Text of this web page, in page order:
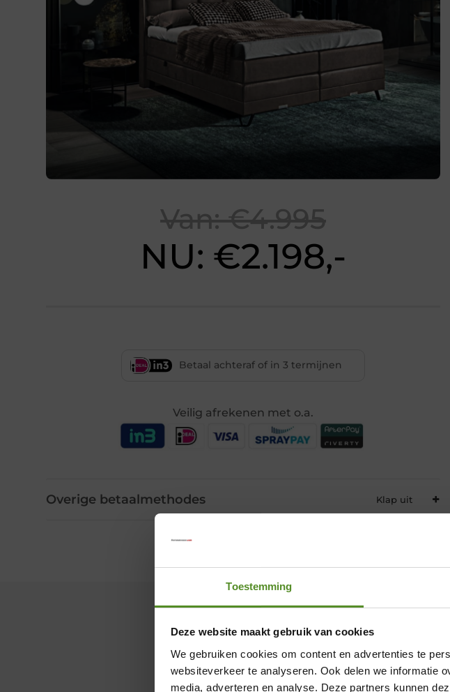
Toestemming
Deze website maakt gebruik van cookies
We gebruiken cookies om content en advertenties te
websiteverkeer te analyseren. Ook delen we informatie
media, adverteren en analyse. Deze partners kunnen
Van: €4.995
NU: €2.198,-
Betaal achteraf of in 3 termijnen
Veilig afrekenen met o.a.
Overige betaalmethodes